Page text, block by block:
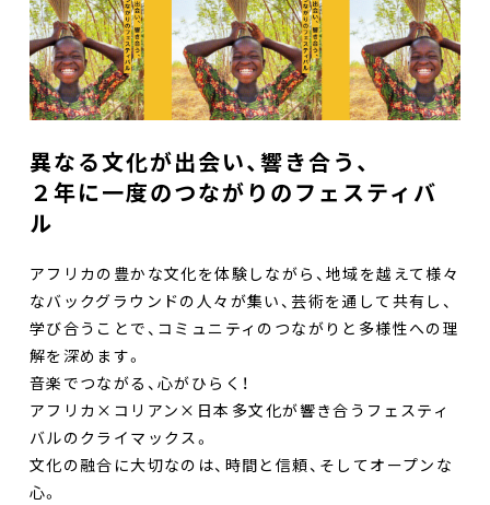
異なる文化が出会い、響き合う、
２年に一度のつながりのフェスティバ
ル
アフリカの豊かな文化を体験しながら、地域を越えて様々
なバックグラウンドの人々が集い、芸術を通して共有し、
学び合うことで、コミュニティのつながりと多様性への理
解を深めます。
音楽でつながる、心がひらく！
アフリカ×コリアン×日本――多文化が響き合うフェスティ
バルのクライマックス。
文化の融合に大切なのは、時間と信頼、そしてオープンな
心。